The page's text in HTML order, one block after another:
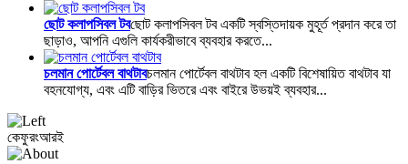
ছোট কলাপসিবল টবছোট কলাপসিবল টব একটি স্বস্তিদায়ক মুহূর্ত প্রদান করে তা
ছাড়াও, আপনি এগুলি কার্যকরীভাবে ব্যবহার করতে...
চলমান পোর্টেবল বাথটাবচলমান পোর্টেবল বাথটাব হল একটি বিশেষায়িত বাথটাব যা
বহনযোগ্য, এবং এটি বাড়ির ভিতরে এবং বাইরে উভয়ই ব্যবহার...
কেফুরংআরই